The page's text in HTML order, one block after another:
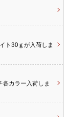
ト30ｇが入荷しま
カラー入荷しま